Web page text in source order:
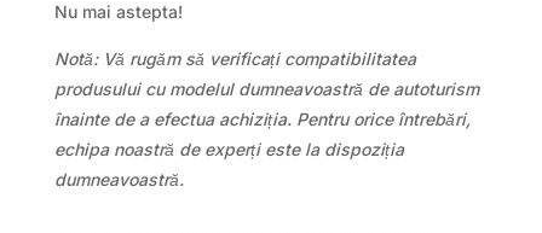
Nu mai astepta!
Notă: Vă rugăm să verificați compatibilitatea
produsului cu modelul dumneavoastră de autoturism
înainte de a efectua achiziția. Pentru orice întrebări,
echipa noastră de experți este la dispoziția
dumneavoastră.